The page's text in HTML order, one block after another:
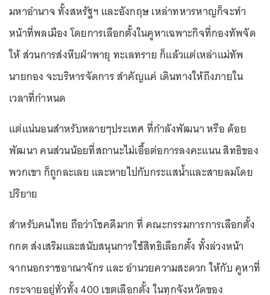
มหาอำนาจ ทั้งสหรัฐฯ และอังกฤษ เหล่าทหารหาญก็จะทำ
หน้าที่พลเมือง โดยการเลือกตั้งในคูหาเฉพาะกิจที่กองทัพจัด
ให้ ส่วนการส่งหีบฝ่าพายุ ทะเลทราย ก็แล้วแต่เหล่าแม่ทัพ
นายกอง จะบริหารจัดการ สำคัญแค่ เดินทางให้ถึงภายใน
เวลาที่กำหนด
แต่แน่นอนสำหรับหลายๆประเทศ ที่กำลังพัฒนา หรือ ด้อย
พัฒนา คนส่วนน้อยที่สถานะไม่เอื้อต่อการลงคะแนน สิทธิของ
พวกเขา ก็ถูกละเลย และหายไปกับกระแสน้ำและสายลมโดย
ปริยาย
สำหรับคนไทย ถือว่าโชคดีมาก ที่ คณะกรรมการการเลือกตั้ง
กกต ส่งเสริมและสนับสนุนการใช้สิทธิเลือกตั้ง ทั้งล่วงหน้า
จากนอกราชอาณาจักร และ อำนวยความสะดวก ให้กับ คูหาที่
กระจายอยู่ทั่วทั้ง 400 เขตเลือกตั้ง ในทุกจังหวัดของ